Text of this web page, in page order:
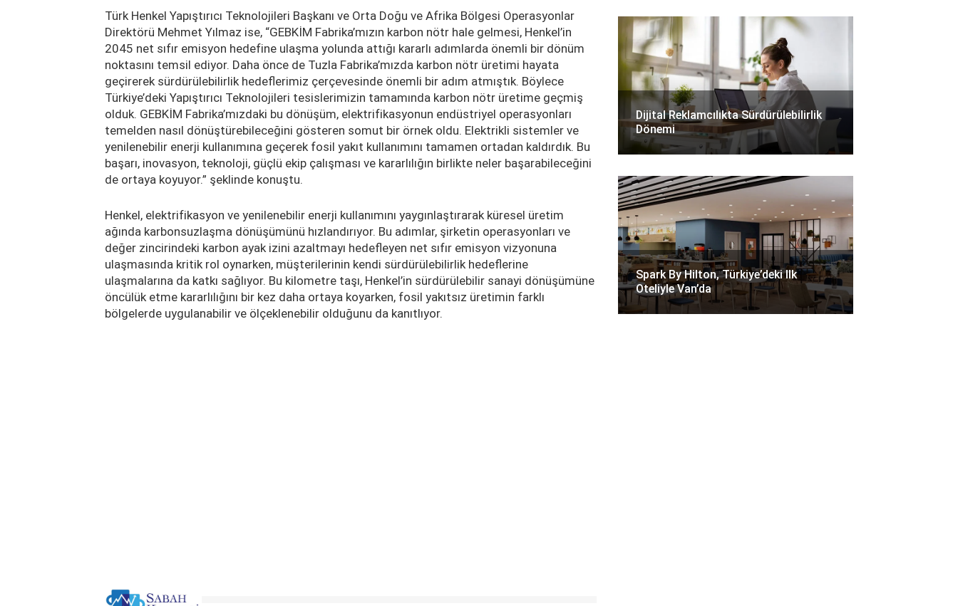
Türk Henkel Yapıştırıcı Teknolojileri Başkanı ve Orta Doğu ve Afrika Bölgesi Operasyonlar
Direktörü Mehmet Yılmaz ise, “GEBKİM Fabrika’mızın karbon nötr hale gelmesi, Henkel’in
2045 net sıfır emisyon hedefine ulaşma yolunda attığı kararlı adımlarda önemli bir dönüm
noktasını temsil ediyor. Daha önce de Tuzla Fabrika’mızda karbon nötr üretimi hayata
geçirerek sürdürülebilirlik hedeflerimiz çerçevesinde önemli bir adım atmıştık. Böylece
Türkiye’deki Yapıştırıcı Teknolojileri tesislerimizin tamamında karbon nötr üretime geçmiş
olduk. GEBKİM Fabrika’mızdaki bu dönüşüm, elektrifikasyonun endüstriyel operasyonları
temelden nasıl dönüştürebileceğini gösteren somut bir örnek oldu. Elektrikli sistemler ve
yenilenebilir enerji kullanımına geçerek fosil yakıt kullanımını tamamen ortadan kaldırdık. Bu
başarı, inovasyon, teknoloji, güçlü ekip çalışması ve kararlılığın birlikte neler başarabileceğini
de ortaya koyuyor.” şeklinde konuştu.
Henkel, elektrifikasyon ve yenilenebilir enerji kullanımını yaygınlaştırarak küresel üretim
ağında karbonsuzlaşma dönüşümünü hızlandırıyor. Bu adımlar, şirketin operasyonları ve
değer zincirindeki karbon ayak izini azaltmayı hedefleyen net sıfır emisyon vizyonuna
ulaşmasında kritik rol oynarken, müşterilerinin kendi sürdürülebilirlik hedeflerine
ulaşmalarına da katkı sağlıyor. Bu kilometre taşı, Henkel’in sürdürülebilir sanayi dönüşümüne
öncülük etme kararlılığını bir kez daha ortaya koyarken, fosil yakıtsız üretimin farklı
bölgelerde uygulanabilir ve ölçeklenebilir olduğunu da kanıtlıyor.
Dijital Reklamcılıkta Sürdürülebilirlik
Dönemi
Spark By Hilton, Türkiye’deki Ilk
Oteliyle Van’da